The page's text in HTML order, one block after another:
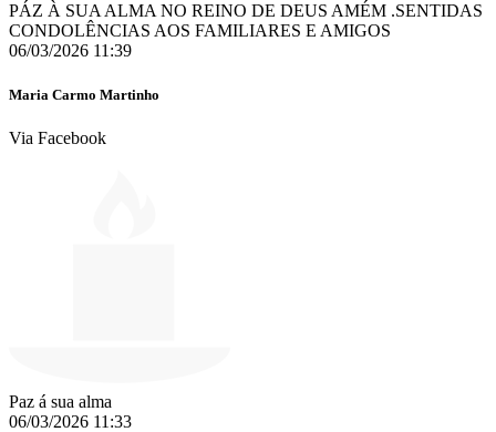
PÁZ À SUA ALMA NO REINO DE DEUS AMÉM .SENTIDAS
CONDOLÊNCIAS AOS FAMILIARES E AMIGOS
06/03/2026 11:39
Maria Carmo Martinho
Via Facebook
Paz á sua alma
06/03/2026 11:33